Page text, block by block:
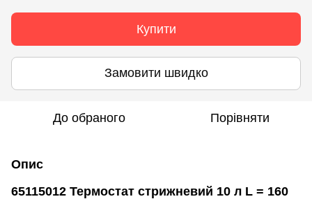
Купити
Замовити швидко
До обраного Порівняти
Опис
65115012 Термостат стрижневий 10 л L = 160